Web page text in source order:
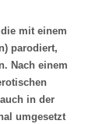
mit einem
parodiert,
Nach einem
in der
umgesetzt